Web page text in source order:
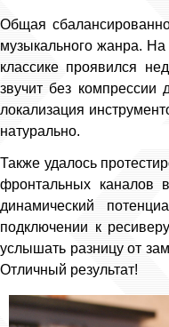
Общая
музыкального жанра. На
классике проявился
звучит без компрессии
локализация
натурально.
Также удалось
фронтальных каналов
динамический
подключении к
услышать разницу от
Отличный результат!